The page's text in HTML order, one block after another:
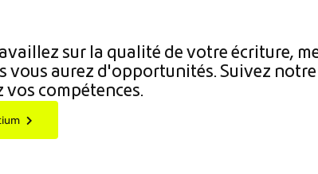
sur la qualité de votre écriture,
vous aurez d'opportunités. Suivez
vos compétences.